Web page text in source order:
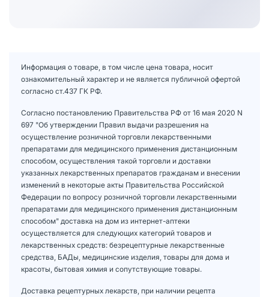
Информация о товаре, в том числе цена товара, носит
ознакомительный характер и не является публичной офертой
согласно ст.437 ГК РФ.
Согласно постановлению Правительства РФ от 16 мая 2020 N
697 "Об утверждении Правил выдачи разрешения на
осуществление розничной торговли лекарственными
препаратами для медицинского применения дистанционным
способом, осуществления такой торговли и доставки
указанных лекарственных препаратов гражданам и внесении
изменений в некоторые акты Правительства Российской
Федерации по вопросу розничной торговли лекарственными
препаратами для медицинского применения дистанционным
способом" доставка на дом из интернет-аптеки
осуществляется для следующих категорий товаров и
лекарственных средств: безрецептурные лекарственные
средства, БАДы, медицинские изделия, товары для дома и
красоты, бытовая химия и сопутствующие товары.
Доставка рецептурных лекарств, при наличии рецепта